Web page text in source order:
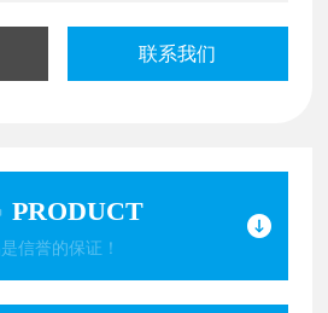
联系我们
PRODUCT
信誉的保证！